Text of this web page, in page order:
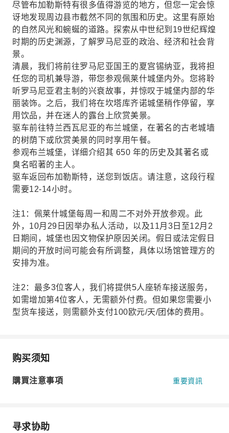
尽管布加勒斯特有很多值得游览的地方，但您一定会惊
讶地发现周边县市截然不同的氛围和历史。这里有原始
的自然风光和蜿蜒的道路。探索从中世纪到19世纪辉煌
时期的历史渊源，了解罗马尼亚的政治、经济和社会背
景。
清晨，我们将前往罗马尼亚国王的夏宫锡纳亚，我将担
任您的司机兼导游，带您参观佩莱什城堡内外。您将聆
听罗马尼亚君主制的兴衰故事，并惊叹于城堡内部的华
丽装饰。之后，我们将在坎塔库齐诺城堡稍作停留，享
用饮品，并在迷人的露台上欣赏美景。
驱车前往特兰西瓦尼亚的布兰城堡，在著名的古老城墙
的树荫下或欣赏美景的同时享用午餐。
参观布兰城堡，详细介绍其 650 年的历史及其著名或
臭名昭著的主人。
驱车返回布加勒斯特，送您到饭店。请注意，这段行程
需要12-14小时。
注1：佩莱什城堡每周一和周二不对外开放参观。此
外，10月29日因举办私人活动，以及11月3日至12月2
日期间，城堡也因文物保护原因关闭。假日或法定假日
期间的开放时间可能会有所调整，具体以场馆管理方的
安排为准。
注2：最多3位客人，我们将提供5人座轿车接送服务，
如需增加第4位客人，无需额外付费。但如果您需要小
型货车接送，则需额外支付100欧元/天/团体的费用。
购买须知
購買注意事項 重要資訊
寻求协助